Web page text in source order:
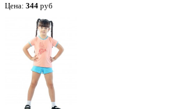
Цена: 344 руб